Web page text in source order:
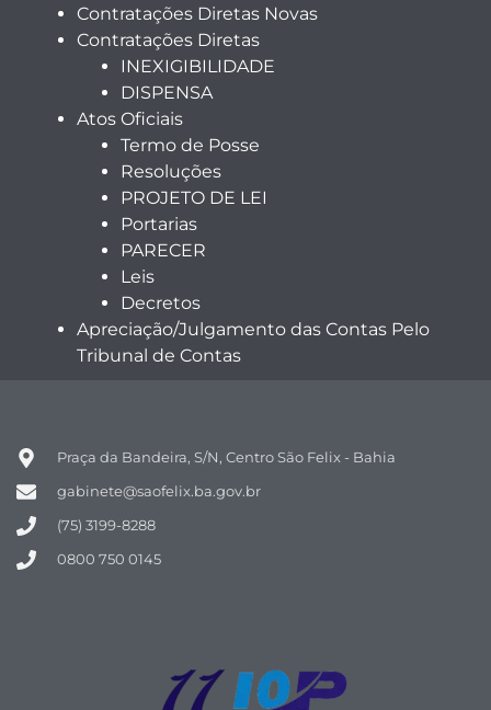
Contratações Diretas Novas
Contratações Diretas
INEXIGIBILIDADE
DISPENSA
Atos Oficiais
Termo de Posse
Resoluções
PROJETO DE LEI
Portarias
PARECER
Leis
Decretos
Apreciação/Julgamento das Contas Pelo
Tribunal de Contas
Praça da Bandeira, S/N, Centro São Felix - Bahia
gabinete@saofelix.ba.gov.br
(75) 3199-8288
0800 750 0145